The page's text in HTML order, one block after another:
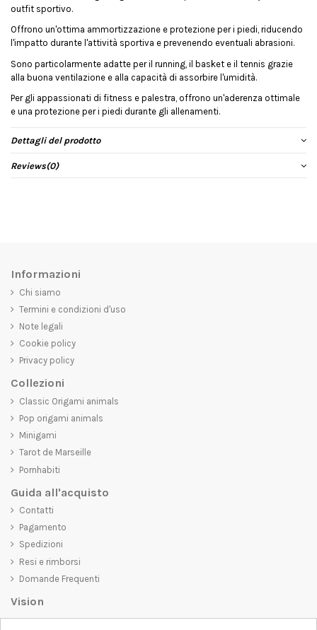
outfit sportivo.
Offrono un'ottima ammortizzazione e protezione per i piedi, riducendo
l'impatto durante l'attività sportiva e prevenendo eventuali abrasioni.
Sono particolarmente adatte per il running, il basket e il tennis grazie
alla buona ventilazione e alla capacità di assorbire l'umidità.
Per gli appassionati di fitness e palestra, offrono un'aderenza ottimale
e una protezione per i piedi durante gli allenamenti.
Dettagli del prodotto
Reviews(0)
Informazioni
Chi siamo
Termini e condizioni d'uso
Note legali
Cookie policy
Privacy policy
Collezioni
Classic Origami animals
Pop origami animals
Minigami
Tarot de Marseille
Pornhabiti
Guida all'acquisto
Contatti
Pagamento
Spedizioni
Resi e rimborsi
Domande Frequenti
Vision